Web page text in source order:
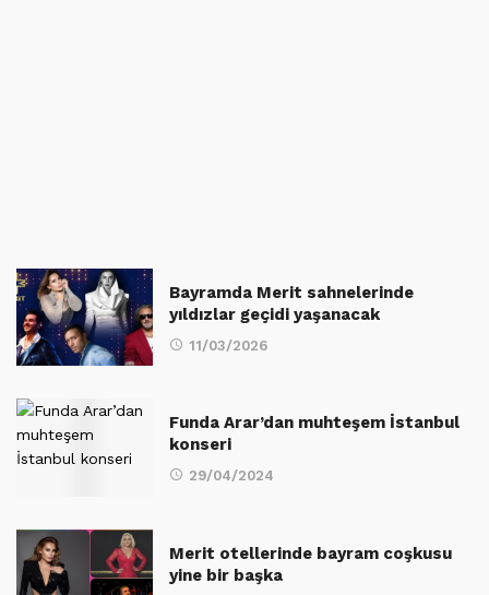
Bayramda Merit sahnelerinde
yıldızlar geçidi yaşanacak
11/03/2026
Funda Arar’dan muhteşem İstanbul
konseri
29/04/2024
Merit otellerinde bayram coşkusu
yine bir başka